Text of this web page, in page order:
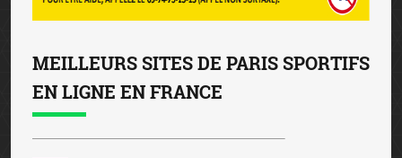
MEILLEURS SITES DE PARIS SPORTIFS
EN LIGNE EN FRANCE